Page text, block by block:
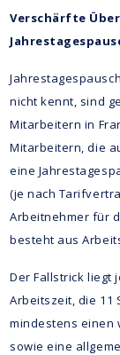
Verschärfte
nicht kennt, sind
Mitarbeitern in
Mitarbeitern, die
eine
(je nach
Arbeitnehmer für
besteht aus
Der Fallstrick liegt
Arbeitszeit, die 11
mindestens einen
sowie eine